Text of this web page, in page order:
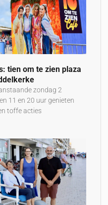
tien om te zien plaza
zondag 2
11 en 20 uur genieten
toffe acties